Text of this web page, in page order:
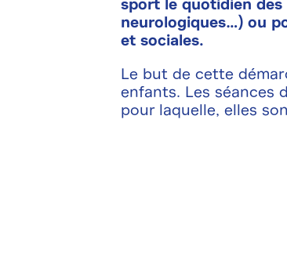
sport le quotidien des
neurologiques…) ou
et sociales.
Le but de cette
enfants. Les séances
pour laquelle, elles